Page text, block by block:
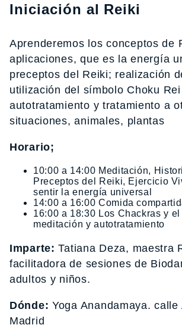
Iniciación al Reiki
Aprenderemos los conceptos de
aplicaciones, que es la energía
preceptos del Reiki; realización
utilización del símbolo Choku Rei
autotratamiento y tratamiento a
situaciones, animales, plantas
Horario;
10:00 a 14:00 Meditación,
Preceptos del Reiki, Ejercicio
sentir la energía universal
14:00 a 16:00 Comida
16:00 a 18:30 Los Chackras y
meditación y autotratamiento
Imparte:Tatiana Deza, maestra
facilitadora de sesiones de
adultos y niños.
Dónde: Yoga Anandamaya. calle
Madrid